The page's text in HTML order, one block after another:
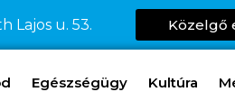
Lajos u. 53. Közelgő
Egészségügy Kultúra